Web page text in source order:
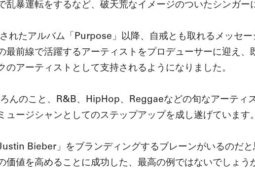
乱暴運転をするなど、破天荒なイメージのついたシンガー
れたアルバム「Purpose」以降、自戒とも取れるメッセ
最前線で活躍するアーティストをプロデューサーに迎え、
のアーティストとして支持されるようになりました。
んのこと、R&B、HipHop、Reggaeなどの旬なアーティ
ュージシャンとしてのステップアップを成し遂げています。
Bieber」をブランディングするブレーンがいるのだ
価値を高めることに成功した、最高の例ではないでしょう